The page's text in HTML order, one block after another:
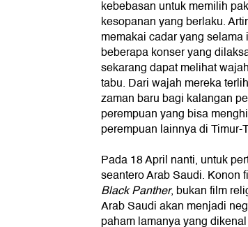
kebebasan untuk memilih
kesopanan yang berlaku.
memakai cadar yang
beberapa konser yang
sekarang dapat melihat
tabu. Dari wajah mereka
zaman baru bagi kalangan
perempuan yang bisa
perempuan lainnya di
Pada 18 April nanti, untuk
seantero Arab Saudi. Konon
Black Panther, bukan film
Arab Saudi akan menjadi
paham lamanya yang